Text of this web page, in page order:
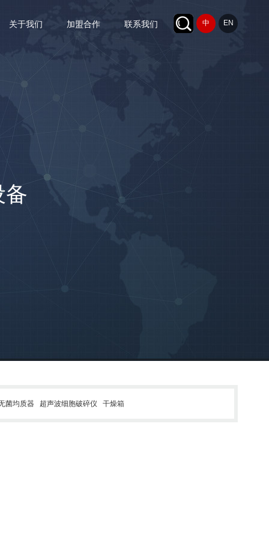
中 EN
关于我们 加盟合作 联系我们
备
菌均质器 超声波细胞破碎仪 干燥箱